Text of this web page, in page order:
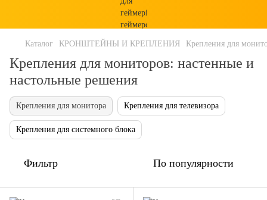
Каталог КРОНШТЕЙНЫ И КРЕПЛЕНИЯ Крепления для
Крепления для мониторов: настенные и
настольные решения
Крепления для монитора Крепления для телевизора
Крепления для системного блока
Фильтр По популярности